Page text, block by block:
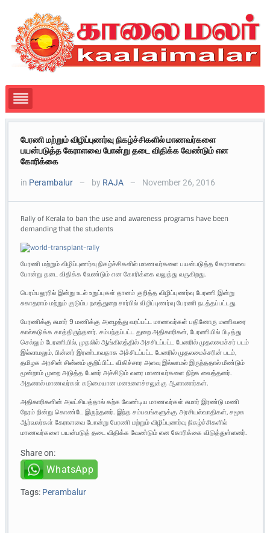
பேரணி மற்றும் விழிப்புணர்வு நிகழ்ச்சிகளில் மாணவர்களை
பயன்படுத்த கேராளவை போன்று தடை விதிக்க வேண்டும் என
கோரிக்கை
in Perambalur — by RAJA — November 26, 2016
Rally of Kerala to ban the use and awareness programs have been
demanding that the students
பேரணி மற்றும் விழிப்புணர்வு நிகழ்ச்சிகளில் மாணவர்களை பயன்படுத்த கேராளவை
போன்று தடை விதிக்க வேண்டும் என கோரிக்கை வலுத்து வருகிறது.
பெரம்பலூரில் இன்று உடல் உறுப்புகள் தானம் குறித்த விழிப்புணர்வு பேரணி இன்று
சுகாதராம் மற்றும் குடும்ப நலத்துறை சார்பில் விழிப்புணர்வு பேரணி நடத்தப்பட்டது.
பேரணிக்கு சுமார் 9 மணிக்கு அழைத்து வரப்பட்ட மாணவர்கள் பதினோரு மணிவரை
கால்கடுக்க காத்திருந்தனர். சம்பந்தப்பட்ட துறை அதிகாரிகள், பேரணியில் பிடித்து
செல்லும் பேரணியில், முதலில் ஆங்கிலத்தில் அசசிடப்பட்ட பேனரில் முதலமைச்சர் படம்
இல்லாமலும், பின்னர் இரண்டாவதாக அச்சிடப்பட்ட பேனரில் முதலமைச்சரின் படம்,
தமிழக அரசின் சின்னம் குறிப்பிட்ட விகிச்சார அளவு இல்லாமல் இருந்ததால் மீண்டும்
மூன்றாம் முறை அடுத்த பேனர் அச்சிடும் வரை மாணவர்களை நிற்க வைத்தனர்.
அதனால் மாணவர்கள் கடுமையான மனஉளைச்சலுக்கு ஆளானார்கள்.
அதிகாரிகளின் அலட்சியத்தால் கற்க வேண்டிய மாணவர்கள் சுமார் இரண்டு மணி
நேரம் நின்று கொண்டே இருந்தனர். இந்த சம்பவங்களுக்கு அரசியல்வாதிகள், சமூக
ஆர்வலர்கள் கேராளவை போன்று பேரணி மற்றும் விழிப்புணர்வு நிகழ்ச்சிகளில்
மாணவர்களை பயன்படுத் தடை விதிக்க வேண்டும் என கோரிக்கை விடுத்துள்ளனர்.
Share on:
WhatsApp
Tags: Perambalur